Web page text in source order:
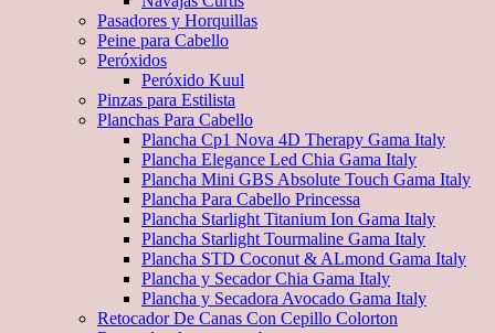
Pasadores y Horquillas
Peine para Cabello
Peróxidos
Peróxido Kuul
Pinzas para Estilista
Planchas Para Cabello
Plancha Cp1 Nova 4D Therapy Gama Italy
Plancha Elegance Led Chia Gama Italy
Plancha Mini GBS Absolute Touch Gama Italy
Plancha Para Cabello Princessa
Plancha Starlight Titanium Ion Gama Italy
Plancha Starlight Tourmaline Gama Italy
Plancha STD Coconut & ALmond Gama Italy
Plancha y Secador Chia Gama Italy
Plancha y Secadora Avocado Gama Italy
Retocador De Canas Con Cepillo Colorton